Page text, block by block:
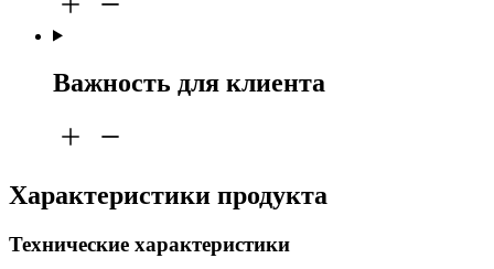
Важность для клиента
Характеристики продукта
Технические характеристики